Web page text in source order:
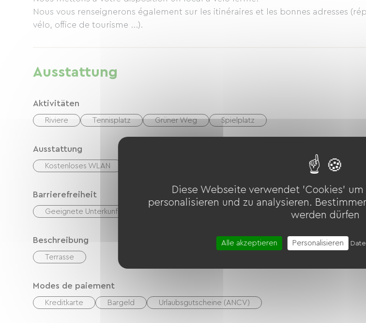
Nous vous renseignerons également sur les itinéraires et les bonnes adresses
vélo, office de tourisme ...).
Ausstattung
Aktivitäten
Riviere Tennisplatz Grüner Weg Spielplatz
Ausstattung
Kostenloses WLAN Babyausstattung Fön
Barrierefreiheit
Geeignete Unterkunft
Beschreibung
Terrasse
Modes de paiement
Kreditkarte Bargeld Urlaubsgutscheine (ANCV)
Diese Webseite verwendet 'Cookies' um
personalisieren und zu analysieren.
werden dürfen
Alle akzeptieren Personalisieren